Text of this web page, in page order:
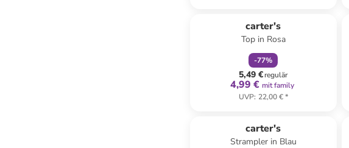
carter's
Top in Rosa
-77%
5,49 €regulär
4,99 € mit family
UVP: 22,00 €*
carter's
Strampler in Blau